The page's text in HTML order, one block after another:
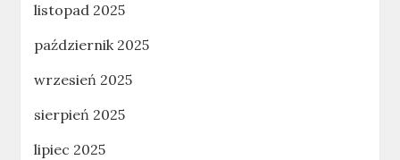
listopad 2025
październik 2025
wrzesień 2025
sierpień 2025
lipiec 2025